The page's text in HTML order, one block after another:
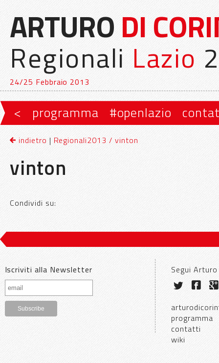
ARTURODI
Regionali Lazio
24/25 Febbraio 2013
Menu principale
Vai al contenuto principale
Vai al contenuto secondario
< programma #openlazio
indietro | Regionali2013 / vinton
vinton
Condividi su:
Iscriviti alla Newsletter Segui
programma
contatti
wiki